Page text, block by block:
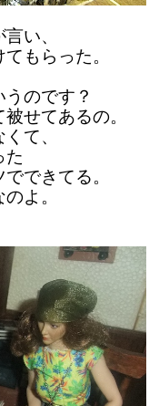
い、
もらった。
のです？
せてあるの。
て、
た
できてる。
よ。